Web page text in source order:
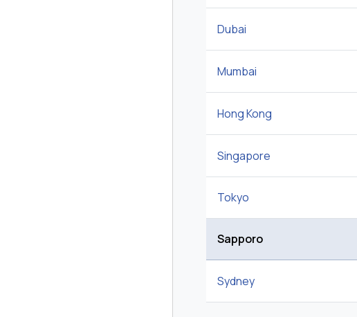
Dubai
Mumbai
Hong Kong
Singapore
Tokyo
Sapporo
Sydney